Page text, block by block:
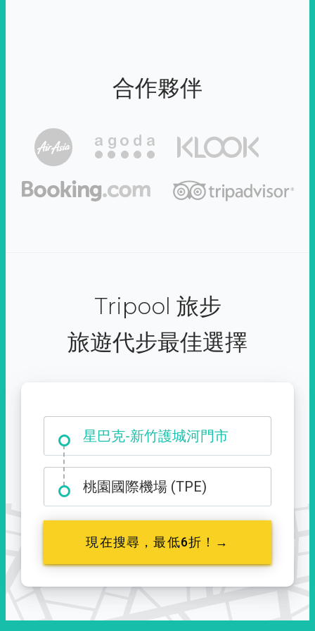
合作夥伴
Tripool 旅步
旅遊代步最佳選擇
星巴克-新竹護城河門市
大霸尖山登山口
桃園國際機場 (TPE)
現在搜尋，最低6折！→